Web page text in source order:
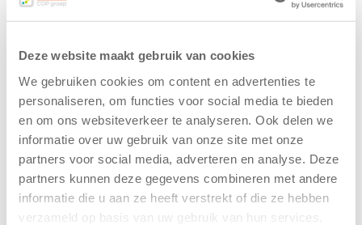
Deze website maakt gebruik van cookies
We gebruiken cookies om content en advertenties te
personaliseren, om functies voor social media te bieden
en om ons websiteverkeer te analyseren. Ook delen we
informatie over uw gebruik van onze site met onze
partners voor social media, adverteren en analyse. Deze
partners kunnen deze gegevens combineren met andere
informatie die u aan ze heeft verstrekt of die ze hebben
verzameld op basis van uw gebruik van hun services.
zekerheid/vertrouwen heen breng en waar
Wat een ouder zegt over BSO Its Mienskar
in Akkrum
Natuurlijke speeltuin
Wij vinden het belangrijk dat kinderen na schooltijd
niet meer “moeten” en laten ze daarom vrij in de